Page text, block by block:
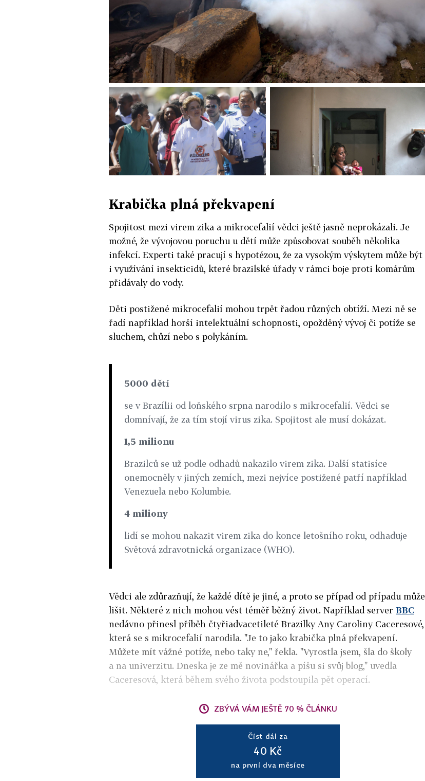
Krabička plná překvapení
Spojitost mezi virem zika a mikrocefalií vědci ještě jasně neprokázali. Je
možné, že vývojovou poruchu u dětí může způsobovat souběh několika
infekcí. Experti také pracují s hypotézou, že za vysokým výskytem může být
i využívání insekticidů, které brazilské úřady v rámci boje proti komárům
přidávaly do vody.
Děti postižené mikrocefalií mohou trpět řadou různých obtíží. Mezi ně se
řadí například horší intelektuální schopnosti, opožděný vývoj či potíže se
sluchem, chůzí nebo s polykáním.
5000 dětí
se v Brazílii od loňského srpna narodilo s mikrocefalií. Vědci se
domnívají, že za tím stojí virus zika. Spojitost ale musí dokázat.
1,5 milionu
Brazilců se už podle odhadů nakazilo virem zika. Další statisíce
onemocněly v jiných zemích, mezi nejvíce postižené patří například
Venezuela nebo Kolumbie.
4 miliony
lidí se mohou nakazit virem zika do konce letošního roku, odhaduje
Světová zdravotnická organizace (WHO).
Vědci ale zdůrazňují, že každé dítě je jiné, a proto se případ od případu může
lišit. Některé z nich mohou vést téměř běžný život. Například server BBC
nedávno přinesl příběh čtyřiadvacetileté Brazilky Any Caroliny Caceresové,
která se s mikrocefalií narodila. "Je to jako krabička plná překvapení.
Můžete mít vážné potíže, nebo taky ne," řekla. "Vyrostla jsem, šla do školy
a na univerzitu. Dneska je ze mě novinářka a píšu si svůj blog," uvedla
Caceresová, která během svého života podstoupila pět operací.
ZBÝVÁ VÁM JEŠTĚ 70 % ČLÁNKU
Číst dál za
40 Kč
na první dva měsíce